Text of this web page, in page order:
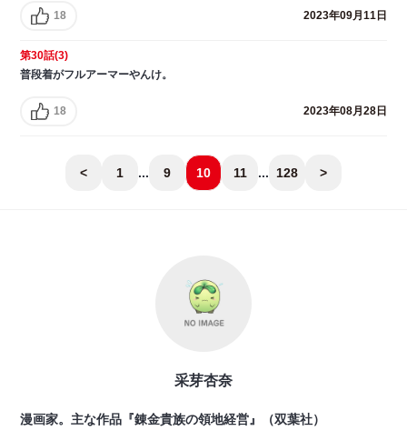
18 2023年09月11日
第30話(3)
普段着がフルアーマーやんけ。
18 2023年08月28日
< 1 ... 9 10 11 ... 128 >
采芽杏奈
漫画家。主な作品『錬金貴族の領地経営』（双葉社）